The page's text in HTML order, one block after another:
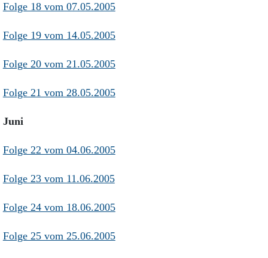
Folge 18 vom 07.05.2005
Folge 19 vom 14.05.2005
Folge 20 vom 21.05.2005
Folge 21 vom 28.05.2005
Juni
Folge 22 vom 04.06.2005
Folge 23 vom 11.06.2005
Folge 24 vom 18.06.2005
Folge 25 vom 25.06.2005